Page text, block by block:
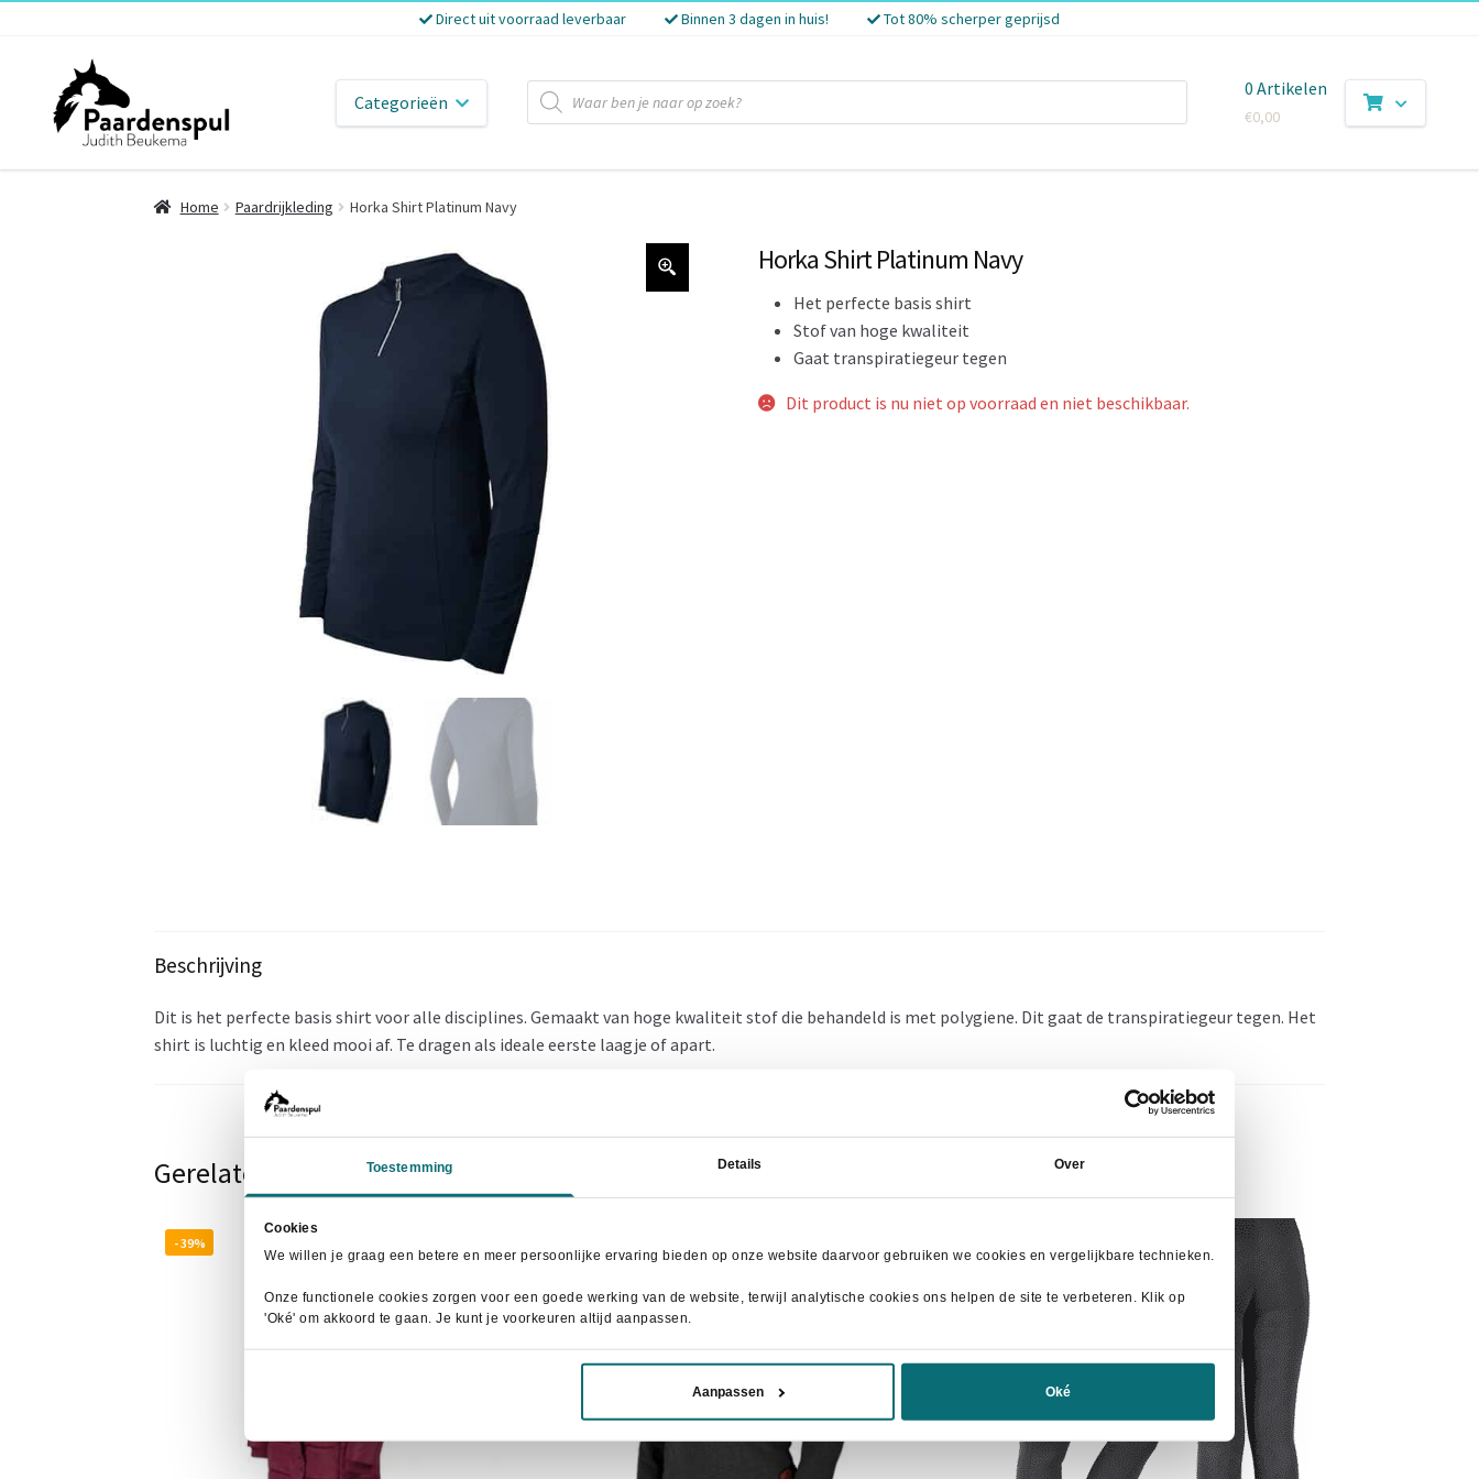
Toestemming Details Over
Cookies
We willen je graag een betere en meer persoonlijke ervaring bieden op onze website daarvoor gebruiken we cookies en vergelijkbare technieken.
Onze functionele cookies zorgen voor een goede werking van de website, terwijl analytische cookies ons helpen de site te verbeteren. Klik op
'Oké' om akkoord te gaan. Je kunt je voorkeuren altijd aanpassen.
Aanpassen Oké
Direct uit voorraad leverbaar Binnen 3 dagen in huis! Tot 80% scherper geprijsd
Categorieën
Producten
zoeken
0 Artikelen
€0,00
Home Paardrijkleding Horka Shirt Platinum Navy
Horka Shirt Platinum Navy
Het perfecte basis shirt
Stof van hoge kwaliteit
Gaat transpiratiegeur tegen
Dit product is nu niet op voorraad en niet beschikbaar.
Beschrijving
Dit is het perfecte basis shirt voor alle disciplines. Gemaakt van hoge kwaliteit stof die behandeld is met polygiene. Dit gaat de transpiratiegeur tegen. Het
shirt is luchtig en kleed mooi af. Te dragen als ideale eerste laagje of apart.
Gerelateerde producten
- 39%